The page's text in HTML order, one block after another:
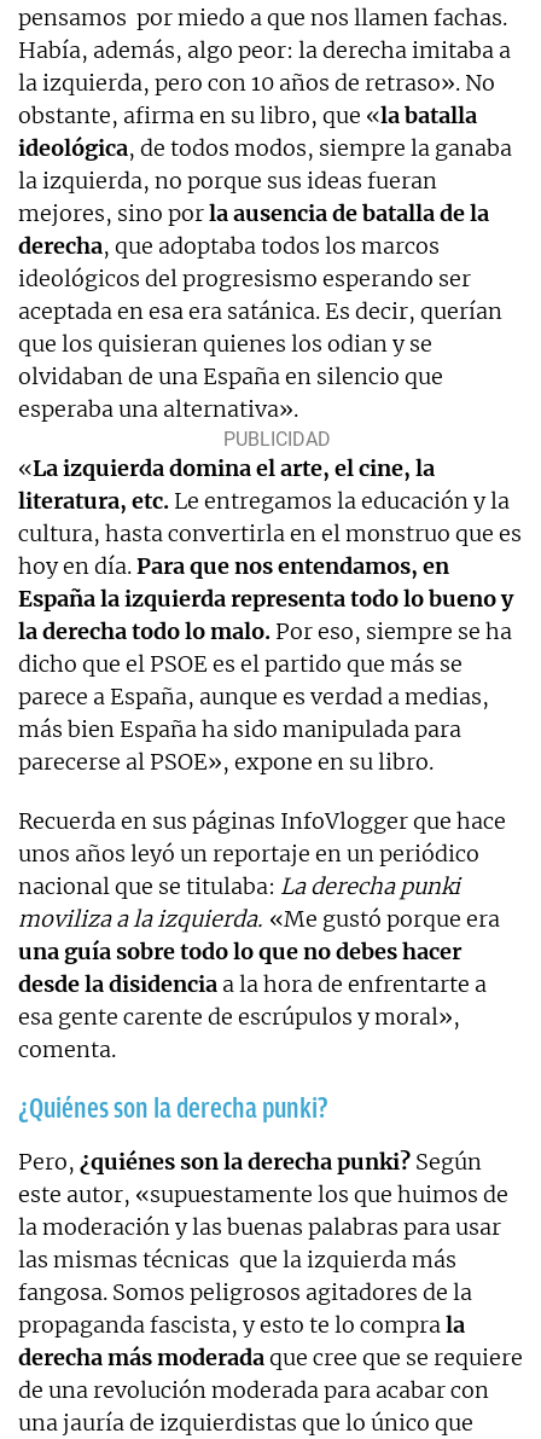
pensamos por miedo a que nos llamen fachas.
Había, además, algo peor: la derecha imitaba a
la izquierda, pero con 10 años de retraso». No
obstante, afirma en su libro, que «la batalla
ideológica, de todos modos, siempre la ganaba
la izquierda, no porque sus ideas fueran
mejores, sino porla ausencia de batalla de la
derecha, que adoptaba todos los marcos
ideológicos del progresismo esperando ser
aceptada en esa era satánica. Es decir, querían
que los quisieran quienes los odian y se
olvidaban de una España en silencio que
esperaba una alternativa».
«La izquierda domina el arte, el cine, la
literatura, etc. Le entregamos la educación y la
cultura, hasta convertirla en el monstruo que es
hoy en día.Para que nos entendamos, en
España la izquierda representa todo lo bueno y
la derecha todo lo malo. Por eso, siempre se ha
dicho que el PSOE es el partido que más se
parece a España, aunque es verdad a medias,
más bien España ha sido manipulada para
parecerse al PSOE», expone en su libro.
Recuerda en sus páginas InfoVlogger que hace
unos años leyó un reportaje en un periódico
nacional que se titulaba: La derecha punki
moviliza a la izquierda. «Me gustó porque era
una guía sobre todo lo que no debes hacer
desde la disidencia a la hora de enfrentarte a
esa gente carente de escrúpulos y moral»,
comenta.
¿Quiénes son la derecha punki?
Pero, ¿quiénes son la derecha punki? Según
este autor, «supuestamente los que huimos de
la moderación y las buenas palabras para usar
las mismas técnicas que la izquierda más
fangosa. Somos peligrosos agitadores de la
propaganda fascista, y esto te lo comprala
derecha más moderadaque cree que se requiere
de una revolución moderada para acabar con
una jauría de izquierdistas que lo único que